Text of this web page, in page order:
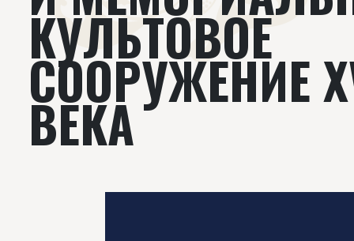
КУЛЬТОВОЕ
СООРУЖЕНИЕ
ВЕКА